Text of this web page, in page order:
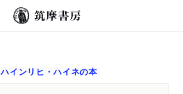
ハインリヒ・ハイネの本